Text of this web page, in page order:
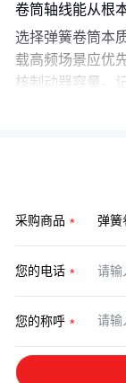
卷筒轴线能从根
选择弹簧卷筒本
载高频场景应优
核制动器容量。
采购商品
您的电话
您的称呼